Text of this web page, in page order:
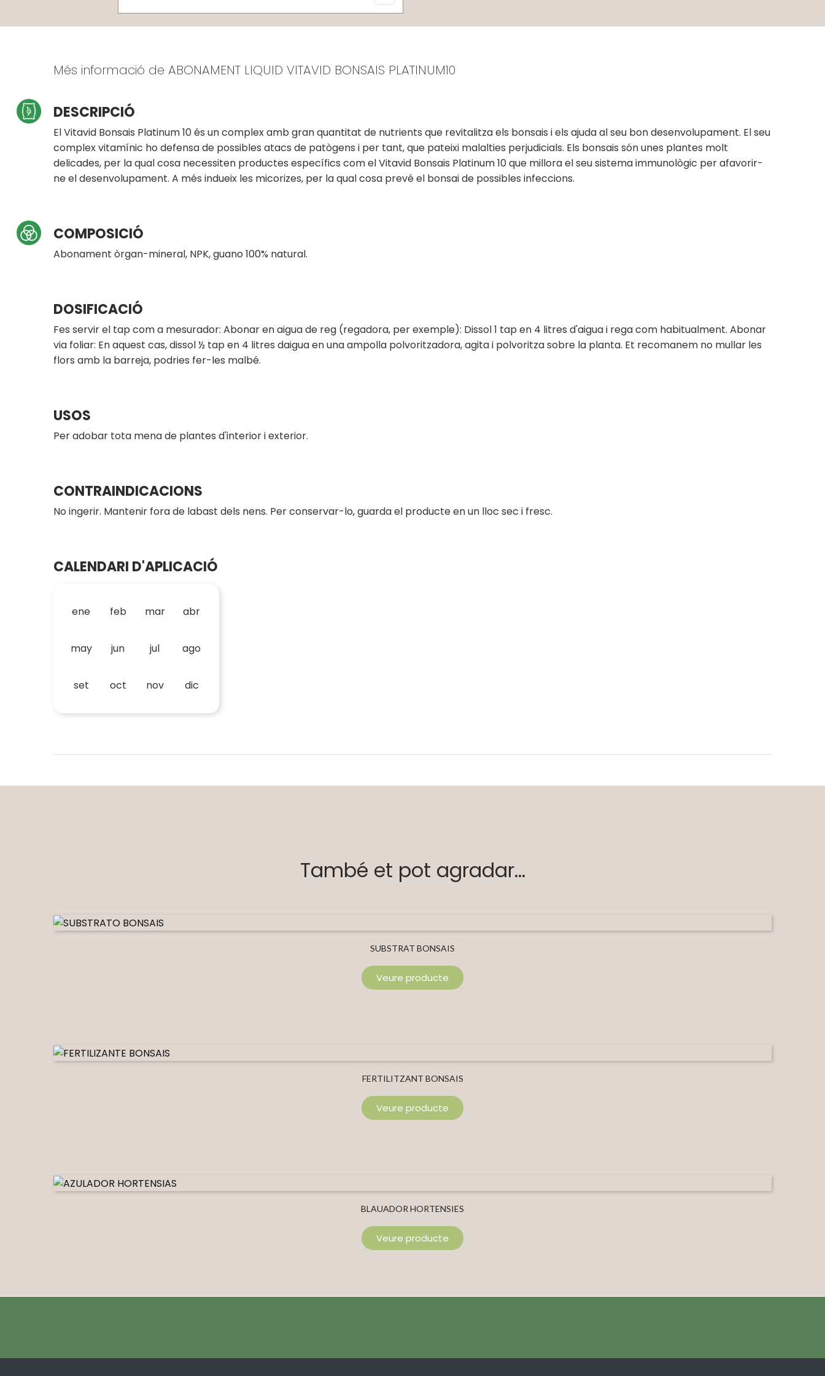
Més informació de ABONAMENT LIQUID VITAVID BONSAIS PLATINUM10
DESCRIPCIÓ
El Vitavid Bonsais Platinum 10 és un complex amb gran quantitat de nutrients que revitalitza els bonsais i els ajuda al seu bon desenvolupament. El seu
complex vitamínic ho defensa de possibles atacs de patògens i per tant, que pateixi malalties perjudicials. Els bonsais són unes plantes molt
delicades, per la qual cosa necessiten productes específics com el Vitavid Bonsais Platinum 10 que millora el seu sistema immunològic per afavorir-
ne el desenvolupament. A més indueix les micorizes, per la qual cosa prevé el bonsai de possibles infeccions.
COMPOSICIÓ
Abonament òrgan-mineral, NPK, guano 100% natural.
DOSIFICACIÓ
Fes servir el tap com a mesurador: Abonar en aigua de reg (regadora, per exemple): Dissol 1 tap en 4 litres d'aigua i rega com habitualment. Abonar
via foliar: En aquest cas, dissol ½ tap en 4 litres daigua en una ampolla polvoritzadora, agita i polvoritza sobre la planta. Et recomanem no mullar les
flors amb la barreja, podries fer-les malbé.
USOS
Per adobar tota mena de plantes d'interior i exterior.
CONTRAINDICACIONS
No ingerir. Mantenir fora de labast dels nens. Per conservar-lo, guarda el producte en un lloc sec i fresc.
CALENDARI D'APLICACIÓ
ene feb mar abr
may jun jul ago
set oct nov dic
També et pot agradar...
SUBSTRAT BONSAIS
Veure producte
FERTILITZANT BONSAIS
Veure producte
BLAUADOR HORTENSIES
Veure producte